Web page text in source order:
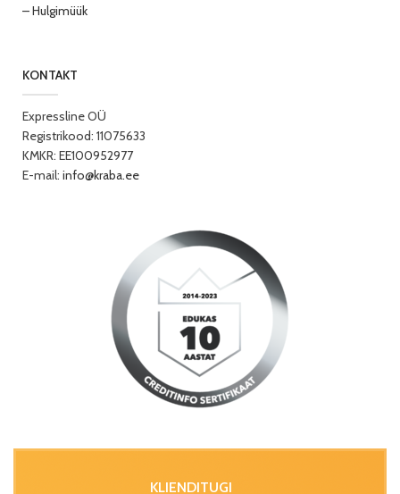
– Hulgimüük
KONTAKT
Expressline OÜ
Registrikood: 11075633
KMKR: EE100952977
E-mail: info@kraba.ee
KLIENDITUGI